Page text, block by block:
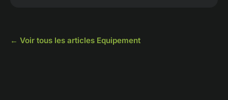
← Voir tous les articles Equipement